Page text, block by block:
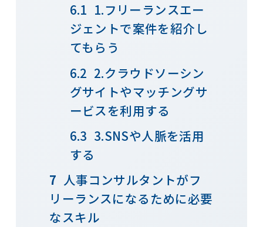
1.フリーランスエー
ジェントで案件を紹介し
てもらう
2.クラウドソーシン
グサイトやマッチングサ
ービスを利用する
3.SNSや人脈を活用
する
人事コンサルタントがフ
リーランスになるために必要
なスキル